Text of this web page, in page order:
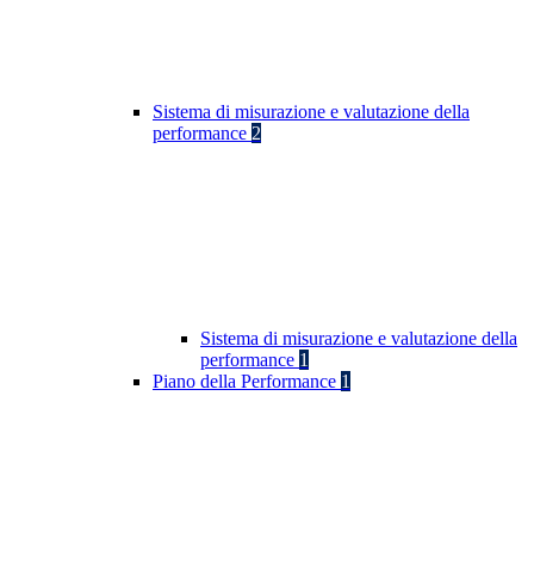
Sistema di misurazione e valutazione della
performance 2
Sistema di misurazione e valutazione della
performance 1
Piano della Performance 1